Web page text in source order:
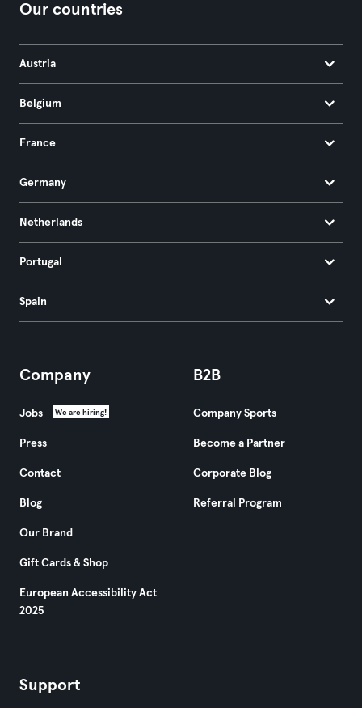
Our countries
Austria
Belgium
France
Germany
Netherlands
Portugal
Spain
Company
Jobs We are hiring!
Press
Contact
Blog
Our Brand
Gift Cards & Shop
European Accessibility Act
2025
B2B
Company Sports
Become a Partner
Corporate Blog
Referral Program
Support